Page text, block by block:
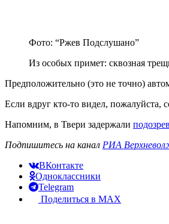
Фото: “Ржев Подслушано”
Из особых примет: сквозная
Предположительно (это не точно)
Если вдруг кто-то видел, пожалуйста,
Напомним, в Твери задержали
Подпишитесь на канал РИА
ВКонтакте
Одноклассники
Telegram
Поделиться в MAX